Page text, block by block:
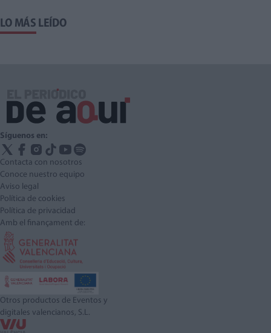
LO MÁS LEÍDO
Síguenos en:
Contacta con nosotros
Conoce nuestro equipo
Aviso legal
Política de cookies
Política de privacidad
Amb el finançament de:
Otros productos de Eventos y
digitales valencianos, S.L.